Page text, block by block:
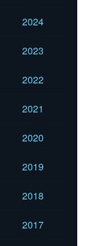
2024
2023
2022
2021
2020
2019
2018
2017